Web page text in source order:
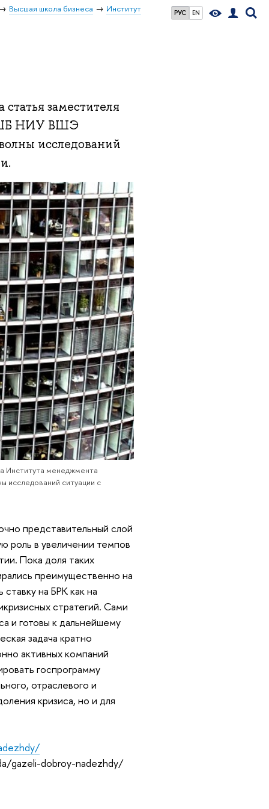
РУС EN
Высшая школа бизнеса
Институт
заместителя
НИУ ВШЭ
исследований
Института менеджмента
исследований ситуации с
представительный слой
роль в увеличении темпов
Пока доля таких
преимущественно на
на БРК как на
стратегий. Сами
и готовы к дальнейшему
задача кратно
активных компаний
госпрограмму
отраслевого и
кризиса, но и для
gazeli-dobroy-nadezhdy/